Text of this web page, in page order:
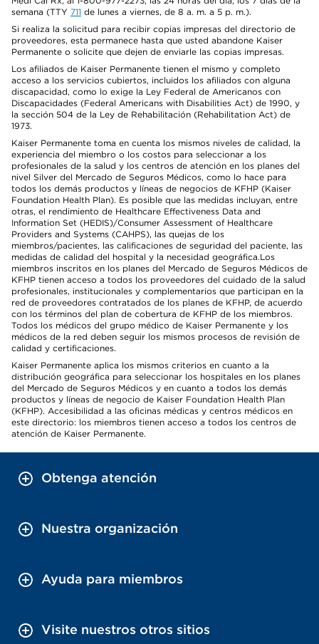
semana (TTY 711 de lunes a viernes, de 8 a. m. a 5 p. m.).
Si realiza la solicitud para recibir copias impresas del directorio de
proveedores, esta permanece hasta que usted abandone Kaiser
Permanente o solicite que dejen de enviarle las copias impresas.
Los afiliados de Kaiser Permanente tienen el mismo y completo
acceso a los servicios cubiertos, incluidos los afiliados con alguna
discapacidad, como lo exige la Ley Federal de Americanos con
Discapacidades (Federal Americans with Disabilities Act) de 1990, y
la sección 504 de la Ley de Rehabilitación (Rehabilitation Act) de
1973.
Kaiser Permanente toma en cuenta los mismos niveles de calidad, la
experiencia del miembro o los costos para seleccionar a los
profesionales de la salud y los centros de atención en los planes del
nivel Silver del Mercado de Seguros Médicos, como lo hace para
todos los demás productos y líneas de negocios de KFHP (Kaiser
Foundation Health Plan). Es posible que las medidas incluyan, entre
otras, el rendimiento de Healthcare Effectiveness Data and
Information Set (HEDIS)/Consumer Assessment of Healthcare
Providers and Systems (CAHPS), las quejas de los
miembros/pacientes, las calificaciones de seguridad del paciente, las
medidas de calidad del hospital y la necesidad geográfica.Los
miembros inscritos en los planes del Mercado de Seguros Médicos de
KFHP tienen acceso a todos los proveedores del cuidado de la salud
profesionales, institucionales y complementarios que participan en la
red de proveedores contratados de los planes de KFHP, de acuerdo
con los términos del plan de cobertura de KFHP de los miembros.
Todos los médicos del grupo médico de Kaiser Permanente y los
médicos de la red deben seguir los mismos procesos de revisión de
calidad y certificaciones.
Kaiser Permanente aplica los mismos criterios en cuanto a la
distribución geográfica para seleccionar los hospitales en los planes
del Mercado de Seguros Médicos y en cuanto a todos los demás
productos y líneas de negocio de Kaiser Foundation Health Plan
(KFHP). Accesibilidad a las oficinas médicas y centros médicos en
este directorio: los miembros tienen acceso a todos los centros de
atención de Kaiser Permanente.
Obtenga atención
Nuestra organización
Ayuda para miembros
Visite nuestros otros sitios